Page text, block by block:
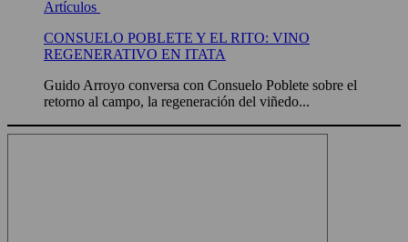
Artículos
CONSUELO POBLETE Y EL RITO: VINO
REGENERATIVO EN ITATA
Guido Arroyo conversa con Consuelo Poblete sobre el
retorno al campo, la regeneración del viñedo...